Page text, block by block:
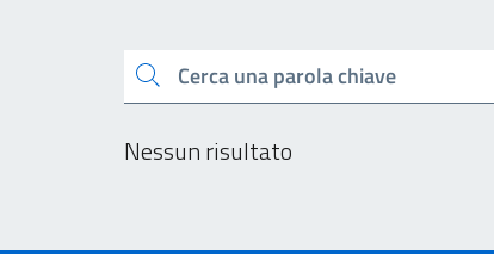
Cerca una parola chiave
Nessun risultato